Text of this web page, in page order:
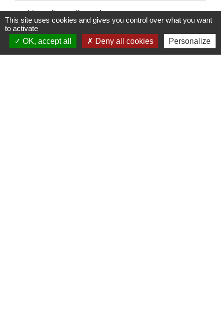
Livret d'accueil pour les personnes reconnues
réfugiéesopen_in_new
Office français de protection des réfugiés et apatrides (Ofpra)
Livret d'accueil pour les personnes bénéficiaires
This site uses cookies and gives you control over what you want
to activate
OK, accept all
Deny all cookies Personalize